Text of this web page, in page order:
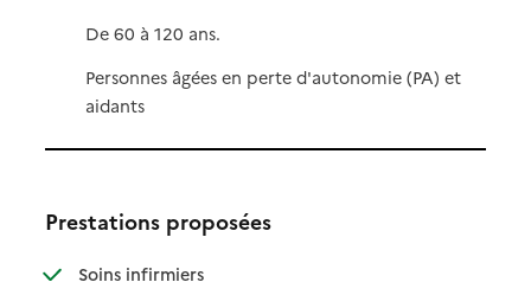
De 60 à 120 ans.
Personnes âgées en perte d'autonomie (PA) et
aidants
Prestations proposées
Soins infirmiers: disponible
: non disponible